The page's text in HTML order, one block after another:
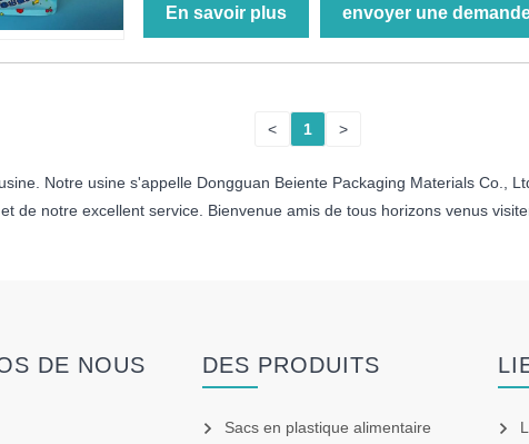
En savoir plus envoyer une
< 1 >
Notre usine s'appelle Dongguan Beiente Packaging Materials Co.,
de notre excellent service. Bienvenue amis de tous horizons venus
DE NOUS DES PRODUITS
Sacs en plastique alimentaire